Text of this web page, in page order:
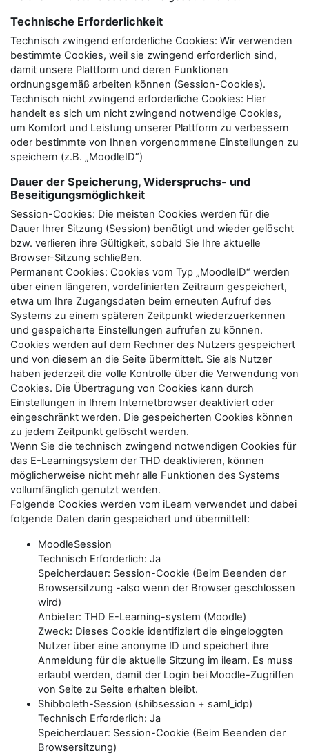
Technische Erforderlichkeit
Technisch zwingend erforderliche Cookies: Wir verwenden
bestimmte Cookies, weil sie zwingend erforderlich sind,
damit unsere Plattform und deren Funktionen
ordnungsgemäß arbeiten können (Session-Cookies).
Technisch nicht zwingend erforderliche Cookies: Hier
handelt es sich um nicht zwingend notwendige Cookies,
um Komfort und Leistung unserer Plattform zu verbessern
oder bestimmte von Ihnen vorgenommene Einstellungen zu
speichern (z.B. „MoodleID“)
Dauer der Speicherung, Widerspruchs- und
Beseitigungsmöglichkeit
Session-Cookies: Die meisten Cookies werden für die
Dauer Ihrer Sitzung (Session) benötigt und wieder gelöscht
bzw. verlieren ihre Gültigkeit, sobald Sie Ihre aktuelle
Browser-Sitzung schließen.
Permanent Cookies: Cookies vom Typ „MoodleID“ werden
über einen längeren, vordefinierten Zeitraum gespeichert,
etwa um Ihre Zugangsdaten beim erneuten Aufruf des
Systems zu einem späteren Zeitpunkt wiederzuerkennen
und gespeicherte Einstellungen aufrufen zu können.
Cookies werden auf dem Rechner des Nutzers gespeichert
und von diesem an die Seite übermittelt. Sie als Nutzer
haben jederzeit die volle Kontrolle über die Verwendung von
Cookies. Die Übertragung von Cookies kann durch
Einstellungen in Ihrem Internetbrowser deaktiviert oder
eingeschränkt werden. Die gespeicherten Cookies können
zu jedem Zeitpunkt gelöscht werden.
Wenn Sie die technisch zwingend notwendigen Cookies für
das E-Learningsystem der THD deaktivieren, können
möglicherweise nicht mehr alle Funktionen des Systems
vollumfänglich genutzt werden.
Folgende Cookies werden vom iLearn verwendet und dabei
folgende Daten darin gespeichert und übermittelt:
MoodleSession
Technisch Erforderlich: Ja
Speicherdauer: Session-Cookie (Beim Beenden der
Browsersitzung -also wenn der Browser geschlossen
wird)
Anbieter: THD E-Learning-system (Moodle)
Zweck: Dieses Cookie identifiziert die eingeloggten
Nutzer über eine anonyme ID und speichert ihre
Anmeldung für die aktuelle Sitzung im ilearn. Es muss
erlaubt werden, damit der Login bei Moodle-Zugriffen
von Seite zu Seite erhalten bleibt.
Shibboleth-Session (shibsession + saml_idp)
Technisch Erforderlich: Ja
Speicherdauer: Session-Cookie (Beim Beenden der
Browsersitzung)